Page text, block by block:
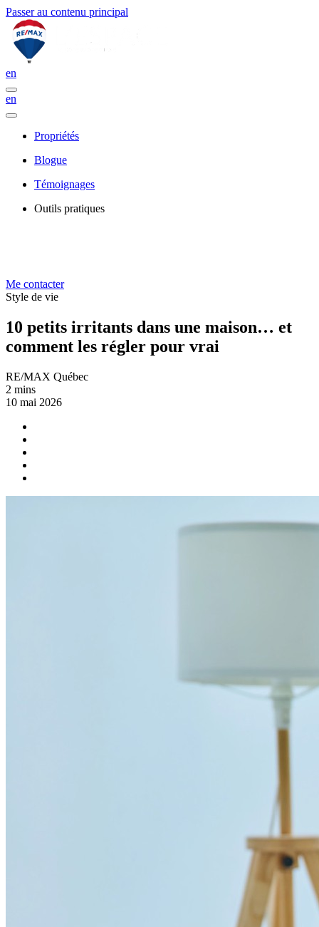
Passer au contenu principal
en
en
Propriétés
Blogue
Témoignages
Outils pratiques
Me contacter
Style de vie
10 petits irritants dans une maison… et
comment les régler pour vrai
RE/MAX Québec
2 mins
10 mai 2026